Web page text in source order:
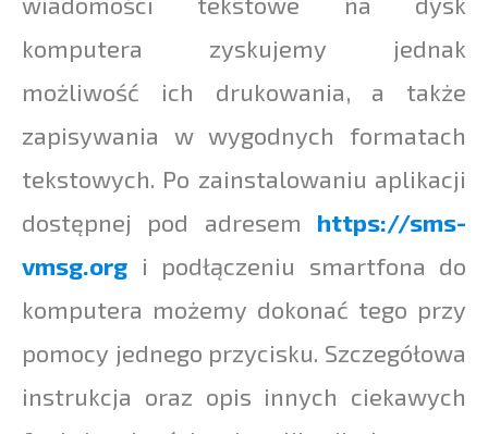
komputera zyskujemy jednak
możliwość ich drukowania, a także
zapisywania w wygodnych formatach
tekstowych. Po zainstalowaniu aplikacji
dostępnej pod adresem https://sms-
vmsg.org i podłączeniu smartfona do
komputera możemy dokonać tego przy
pomocy jednego przycisku. Szczegółowa
instrukcja oraz opis innych ciekawych